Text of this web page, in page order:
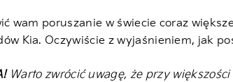
wam poruszanie w świecie coraz
Kia. Oczywiście z wyjaśnieniem, jak
Warto zwrócić uwagę, że przy